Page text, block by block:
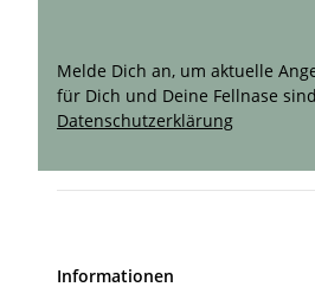
Melde Dich an, um aktuelle
für Dich und Deine Fellnase
Datenschutzerklärung
Informationen